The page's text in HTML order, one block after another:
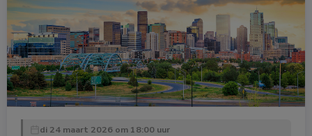
di 24 maart 2026 om 18:00 uur